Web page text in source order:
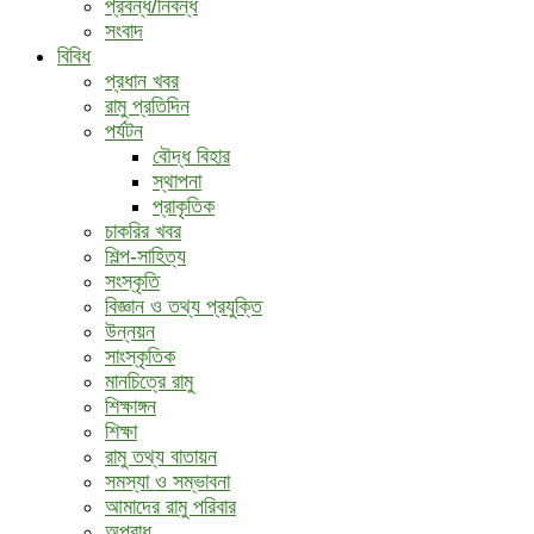
প্রবন্ধ/নিবন্ধ
সংবাদ
বিবিধ
প্রধান খবর
রামু প্রতিদিন
পর্যটন
বৌদ্ধ ‍বিহার
স্থাপনা
প্রাকৃতিক
চাকরির খবর
শিল্প-সাহিত্য
সংস্কৃতি
বিজ্ঞান ও তথ্য প্রযুক্তি
উন্নয়ন
সাংস্কৃতিক
মানচিত্রে রামু
শিক্ষাঙ্গন
শিক্ষা
রামু তথ্য বাতায়ন
সমস্যা ও সম্ভাবনা
আমাদের রামু পরিবার